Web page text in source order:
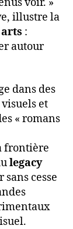
voir. »
illustre la
:
autour
dans des
et
« romans
frontière
legacy
sans cesse